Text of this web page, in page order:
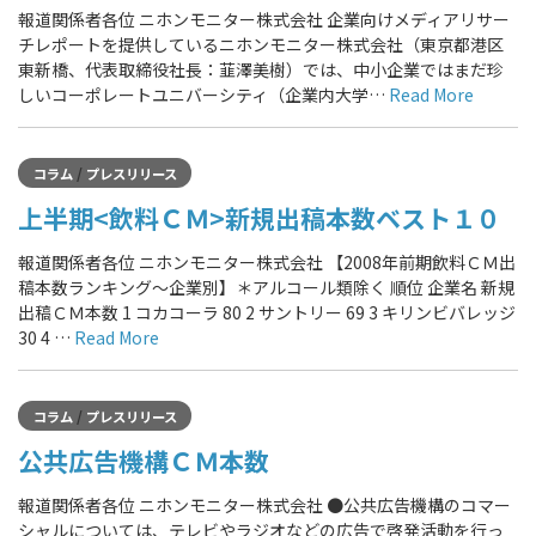
報道関係者各位 ニホンモニター株式会社 企業向けメディアリサー
チレポートを提供しているニホンモニター株式会社（東京都港区
東新橋、代表取締役社長：韮澤美樹）では、中小企業ではまだ珍
しいコーポレートユニバーシティ（企業内大学… Read More
コラム/ プレスリリース
上半期<飲料ＣＭ>新規出稿本数ベスト１０
報道関係者各位 ニホンモニター株式会社 【2008年前期飲料ＣＭ出
稿本数ランキング～企業別】＊アルコール類除く 順位 企業名 新規
出稿ＣＭ本数 1 コカコーラ 80 2 サントリー 69 3 キリンビバレッジ
30 4 … Read More
コラム/ プレスリリース
公共広告機構ＣＭ本数
報道関係者各位 ニホンモニター株式会社 ●公共広告機構のコマー
シャルについては、テレビやラジオなどの広告で啓発活動を行っ